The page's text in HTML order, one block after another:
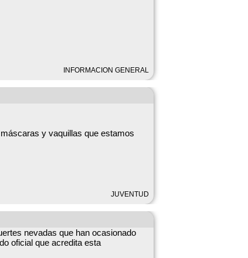
INFORMACION GENERAL
y vaquillas que estamos
JUVENTUD
nevadas que han ocasionado
oficial que acredita esta